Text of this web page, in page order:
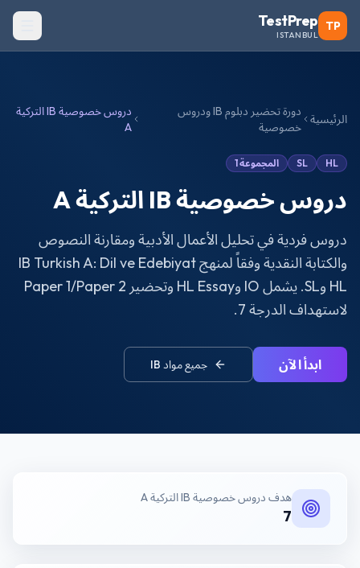
TP
TestPrep
ISTANBUL
الرئيسية
دورة تحضير دبلوم IB ودروس
خصوصية
دروس خصوصية IB التركية
A
HL
SL المجموعة 1
دروس خصوصية IB التركية A
دروس فردية في تحليل الأعمال الأدبية ومقارنة النصوص
والكتابة النقدية وفقاً لمنهج IB Turkish A: Dil ve Edebiyat
HL وSL. يشمل IO وHL Essay وتحضير Paper 1/Paper 2
لاستهداف الدرجة 7.
ابدأ الآن جميع مواد IB
هدف دروس خصوصية IB التركية A
7